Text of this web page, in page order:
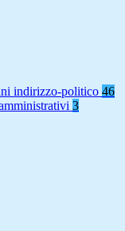
indirizzo-politico 46
3